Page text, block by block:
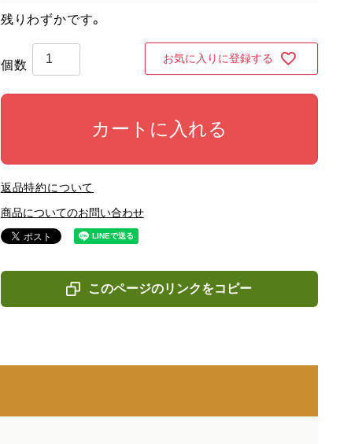
残りわずかです。
お気に入りに登録する
カートに入れる
返品特約について
商品についてのお問い合わせ
このページのリンクをコピー